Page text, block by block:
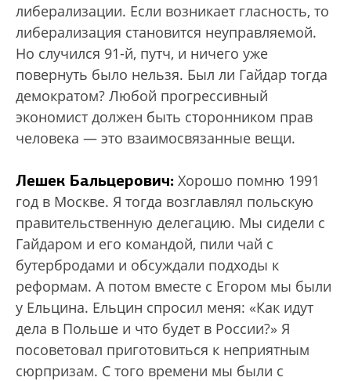
либерализации. Если возникает гласность, то
либерализация становится неуправляемой.
Но случился 91-й, путч, и ничего уже
повернуть было нельзя. Был ли Гайдар тогда
демократом? Любой прогрессивный
экономист должен быть сторонником прав
человека — это взаимосвязанные вещи.
Лешек Бальцерович: Хорошо помню 1991
год в Москве. Я тогда возглавлял польскую
правительственную делегацию. Мы сидели с
Гайдаром и его командой, пили чай с
бутербродами и обсуждали подходы к
реформам. А потом вместе с Егором мы были
у Ельцина. Ельцин спросил меня: «Как идут
дела в Польше и что будет в России?» Я
посоветовал приготовиться к неприятным
сюрпризам. С того времени мы были с